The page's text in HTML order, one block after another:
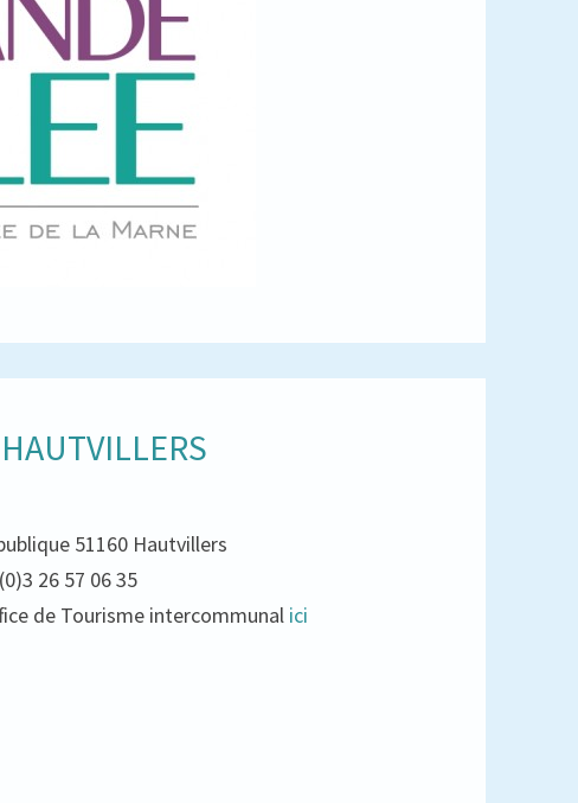
51160 Hautvillers
26 57 06 35
de Tourisme intercommunal ici